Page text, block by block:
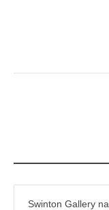
Swinton Gallery